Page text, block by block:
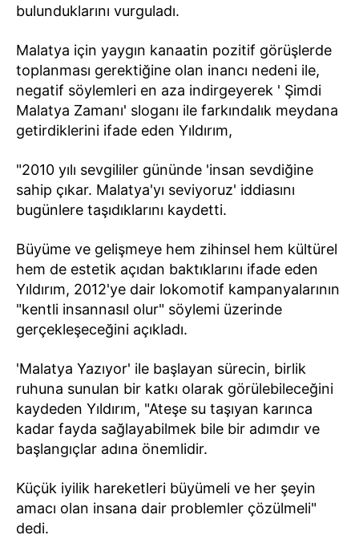
bulunduklarını vurguladı.
Malatya için yaygın kanaatin pozitif görüşlerde
toplanması gerektiğine olan inancı nedeni ile,
negatif söylemleri en aza indirgeyerek ' Şimdi
Malatya Zamanı' sloganı ile farkındalık meydana
getirdiklerini ifade eden Yıldırım,
"2010 yılı sevgililer gününde 'insan sevdiğine
sahip çıkar. Malatya'yı seviyoruz' iddiasını
bugünlere taşıdıklarını kaydetti.
Büyüme ve gelişmeye hem zihinsel hem kültürel
hem de estetik açıdan baktıklarını ifade eden
Yıldırım, 2012'ye dair lokomotif kampanyalarının
"kentli insannasıl olur" söylemi üzerinde
gerçekleşeceğini açıkladı.
'Malatya Yazıyor' ile başlayan sürecin, birlik
ruhuna sunulan bir katkı olarak görülebileceğini
kaydeden Yıldırım, "Ateşe su taşıyan karınca
kadar fayda sağlayabilmek bile bir adımdır ve
başlangıçlar adına önemlidir.
Küçük iyilik hareketleri büyümeli ve her şeyin
amacı olan insana dair problemler çözülmeli"
dedi.